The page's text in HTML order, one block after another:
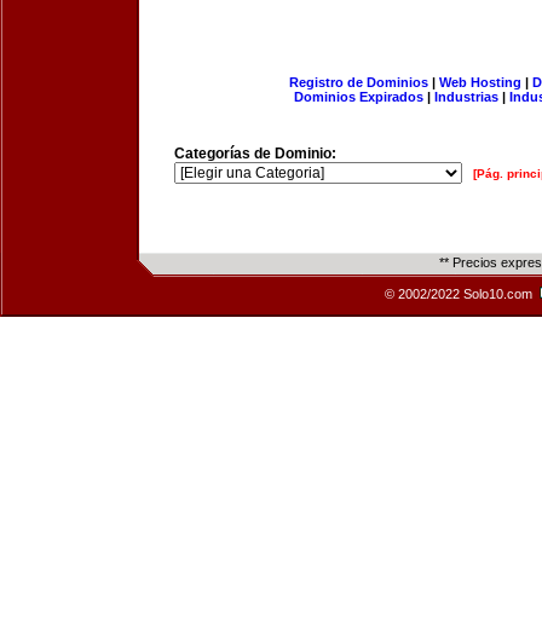
Registro de Dominios| Web Hosting |
Dominios Expirados | Industrias |
Categorías de Dominio:
[Pág.
** Precios
© 2002/2022 Solo10.com